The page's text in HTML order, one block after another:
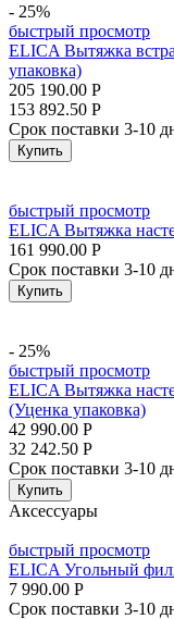
- 25%
быстрый просмотр
ELICA Вытяжка
упаковка)
205 190.00 Р
153 892.50 Р
Срок поставки 3-10
Купить
быстрый просмотр
ELICA Вытяжка
161 990.00 Р
Срок поставки 3-10
Купить
- 25%
быстрый просмотр
ELICA Вытяжка
(Уценка упаковка)
42 990.00 Р
32 242.50 Р
Срок поставки 3-10
Купить
Аксессуары
быстрый просмотр
ELICA Угольный
7 990.00 Р
Срок поставки 3-10